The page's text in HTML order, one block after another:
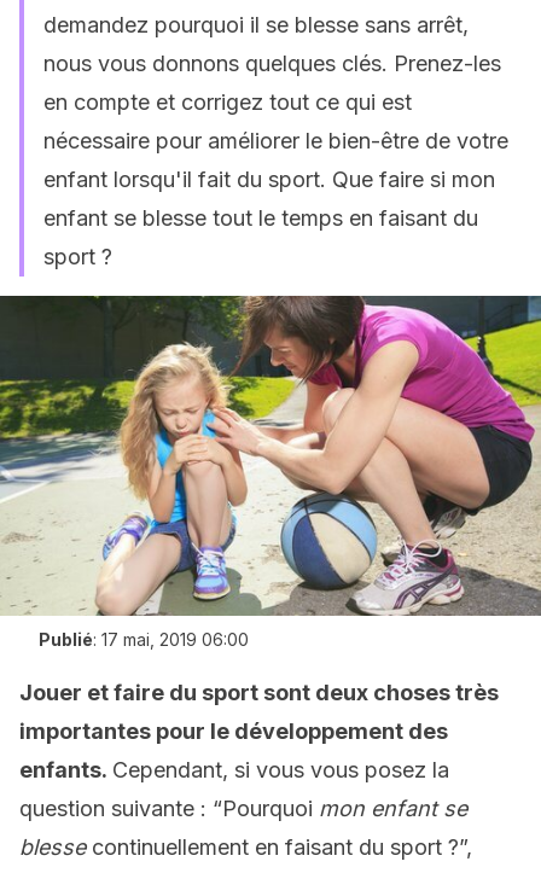
demandez pourquoi il se blesse sans arrêt,
nous vous donnons quelques clés. Prenez-les
en compte et corrigez tout ce qui est
nécessaire pour améliorer le bien-être de votre
enfant lorsqu'il fait du sport. Que faire si mon
enfant se blesse tout le temps en faisant du
sport ?
Publié: 17 mai, 2019 06:00
Jouer et faire du sport sont deux choses très
importantes pour le développement des
enfants. Cependant, si vous vous posez la
question suivante : “Pourquoi mon enfant se
blessecontinuellement en faisant du sport ?”,